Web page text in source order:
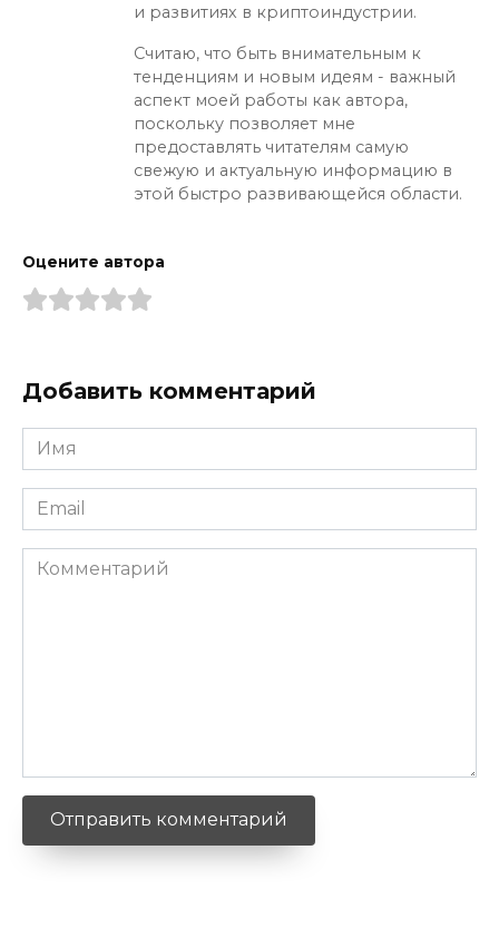
и развитиях в криптоиндустрии.
Считаю, что быть внимательным к
тенденциям и новым идеям - важный
аспект моей работы как автора,
поскольку позволяет мне
предоставлять читателям самую
свежую и актуальную информацию в
этой быстро развивающейся области.
Оцените автора
Добавить комментарий
Имя
*
Email
*
Комментарий